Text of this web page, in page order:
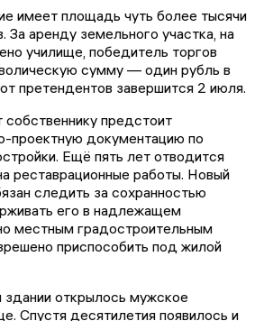
имеет площадь чуть более тысячи
За аренду земельного участка, на
училище, победитель торгов
сумму — один рубль в
претендентов завершится 2 июля.
собственнику предстоит
проектную документацию по
Ещё пять лет отводится
реставрационные работы. Новый
следить за сохранностью
его в надлежащем
местным градостроительным
приспособить под жилой
открылось мужское
Спустя десятилетия появилось и